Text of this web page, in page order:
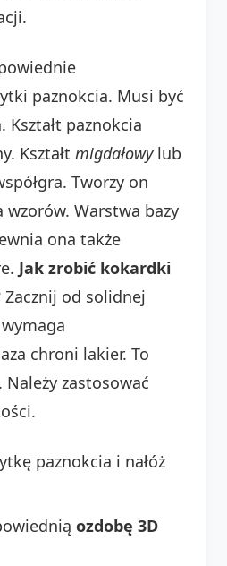
paznokcia. Musi być
Kształt paznokcia
Kształt migdałowylub
Tworzy on
wzorów. Warstwa bazy
ona także
Jak zrobić kokardki
Zacznij od solidnej
chroni lakier. To
zastosować
paznokcia i nałóż
ozdobę 3D